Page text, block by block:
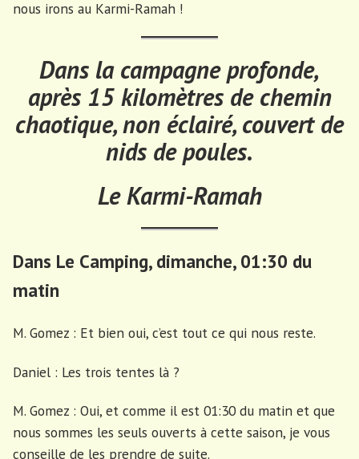
nous irons au Karmi-Ramah !
Dans la campagne profonde,
après 15 kilomètres de chemin
chaotique, non éclairé, couvert de
nids de poules.
Le Karmi-Ramah
Dans Le Camping, dimanche, 01:30 du
matin
M. Gomez : Et bien oui, c’est tout ce qui nous reste.
Daniel : Les trois tentes là ?
M. Gomez : Oui, et comme il est 01:30 du matin et que
nous sommes les seuls ouverts à cette saison, je vous
conseille de les prendre de suite.